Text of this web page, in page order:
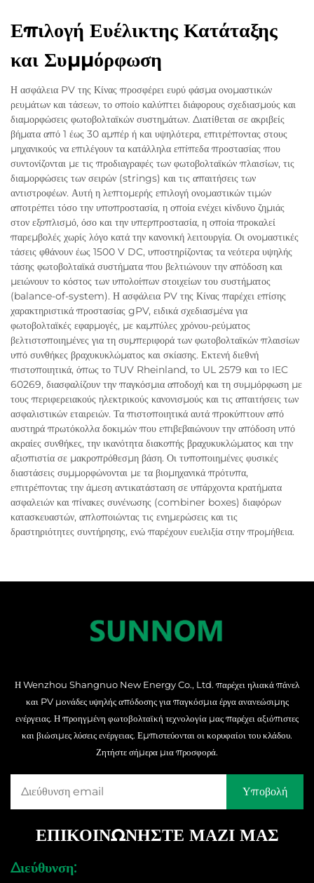
Επιλογή Ευέλικτης Κατάταξης
και Συμμόρφωση
Η ασφάλεια PV της Κίνας προσφέρει ευρύ φάσμα ονομαστικών
ρευμάτων και τάσεων, το οποίο καλύπτει διάφορους σχεδιασμούς και
διαμορφώσεις φωτοβολταϊκών συστημάτων. Διατίθεται σε ακριβείς
βήματα από 1 έως 30 αμπέρ ή και υψηλότερα, επιτρέποντας στους
μηχανικούς να επιλέγουν τα κατάλληλα επίπεδα προστασίας που
συντονίζονται με τις προδιαγραφές των φωτοβολταϊκών πλαισίων, τις
διαμορφώσεις των σειρών (strings) και τις απαιτήσεις των
αντιστροφέων. Αυτή η λεπτομερής επιλογή ονομαστικών τιμών
αποτρέπει τόσο την υποπροστασία, η οποία ενέχει κίνδυνο ζημιάς
στον εξοπλισμό, όσο και την υπερπροστασία, η οποία προκαλεί
παρεμβολές χωρίς λόγο κατά την κανονική λειτουργία. Οι ονομαστικές
τάσεις φθάνουν έως 1500 V DC, υποστηρίζοντας τα νεότερα υψηλής
τάσης φωτοβολταϊκά συστήματα που βελτιώνουν την απόδοση και
μειώνουν το κόστος των υπολοίπων στοιχείων του συστήματος
(balance-of-system). Η ασφάλεια PV της Κίνας παρέχει επίσης
χαρακτηριστικά προστασίας gPV, ειδικά σχεδιασμένα για
φωτοβολταϊκές εφαρμογές, με καμπύλες χρόνου-ρεύματος
βελτιστοποιημένες για τη συμπεριφορά των φωτοβολταϊκών πλαισίων
υπό συνθήκες βραχυκυκλώματος και σκίασης. Εκτενή διεθνή
πιστοποιητικά, όπως το TUV Rheinland, το UL 2579 και το IEC
60269, διασφαλίζουν την παγκόσμια αποδοχή και τη συμμόρφωση με
τους περιφερειακούς ηλεκτρικούς κανονισμούς και τις απαιτήσεις των
ασφαλιστικών εταιρειών. Τα πιστοποιητικά αυτά προκύπτουν από
αυστηρά πρωτόκολλα δοκιμών που επιβεβαιώνουν την απόδοση υπό
ακραίες συνθήκες, την ικανότητα διακοπής βραχυκυκλώματος και την
αξιοπιστία σε μακροπρόθεσμη βάση. Οι τυποποιημένες φυσικές
διαστάσεις συμμορφώνονται με τα βιομηχανικά πρότυπα,
επιτρέποντας την άμεση αντικατάσταση σε υπάρχοντα κρατήματα
ασφαλειών και πίνακες συνένωσης (combiner boxes) διαφόρων
κατασκευαστών, απλοποιώντας τις ενημερώσεις και τις
δραστηριότητες συντήρησης, ενώ παρέχουν ευελιξία στην προμήθεια.
Η Wenzhou Shangnuo New Energy Co., Ltd. παρέχει ηλιακά πάνελ
και PV μονάδες υψηλής απόδοσης για παγκόσμια έργα ανανεώσιμης
ενέργειας. Η προηγμένη φωτοβολταϊκή τεχνολογία μας παρέχει αξιόπιστες
και βιώσιμες λύσεις ενέργειας. Εμπιστεύονται οι κορυφαίοι του κλάδου.
Ζητήστε σήμερα μια προσφορά.
ΕΠΙΚΟΙΝΩΝΗΣΤΕ ΜΑΖΙ ΜΑΣ
Διεύθυνση: